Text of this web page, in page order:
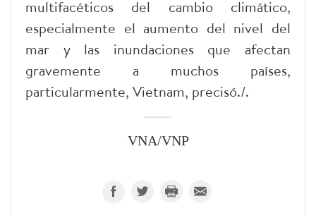
multifacéticos del cambio climático,
especialmente el aumento del nivel del
mar y las inundaciones que afectan
gravemente a muchos países,
particularmente, Vietnam, precisó./.
VNA/VNP